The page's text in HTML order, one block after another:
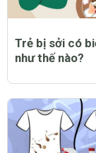
Trẻ bị sởi có
như thế nào?